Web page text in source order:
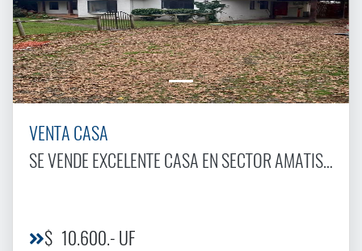
VENTA CASA
SE VENDE EXCELENTE CASA EN SECTOR AMATISTA. CALLE LOS HELIOS
$ 10.600.- UF